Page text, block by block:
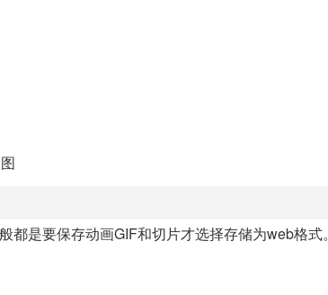
是要保存动画GIF和切片才选择存储为web格式。